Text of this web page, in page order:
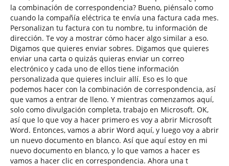
la combinación de correspondencia? Bueno, piénsalo como
cuando la compañía eléctrica te envía una factura cada mes.
Personalizan tu factura con tu nombre, tu información de
dirección. Te voy a mostrar cómo hacer algo similar a eso.
Digamos que quieres enviar sobres. Digamos que quieres
enviar una carta o quizás quieras enviar un correo
electrónico y cada uno de ellos tiene información
personalizada que quieres incluir allí. Eso es lo que
podemos hacer con la combinación de correspondencia, así
que vamos a entrar de lleno. Y mientras comenzamos aquí,
solo como divulgación completa, trabajo en Microsoft. OK,
así que lo que voy a hacer primero es voy a abrir Microsoft
Word. Entonces, vamos a abrir Word aquí, y luego voy a abrir
un nuevo documento en blanco. Así que aquí estoy en mi
nuevo documento en blanco, y lo que vamos a hacer es
vamos a hacer clic en correspondencia. Ahora una t